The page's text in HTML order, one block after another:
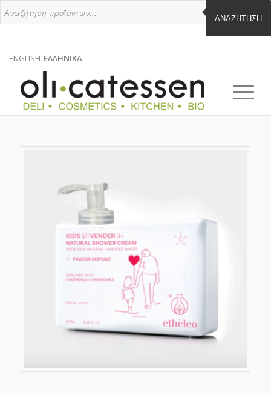
ΑΝΑΖΉΤΗΣΗ
ENGLISH
ΑΓΓΛΙΚΑ
ΕΛΛΗΝΙΚΑ
ΕΛΛΗΝΙΚΑ
EL